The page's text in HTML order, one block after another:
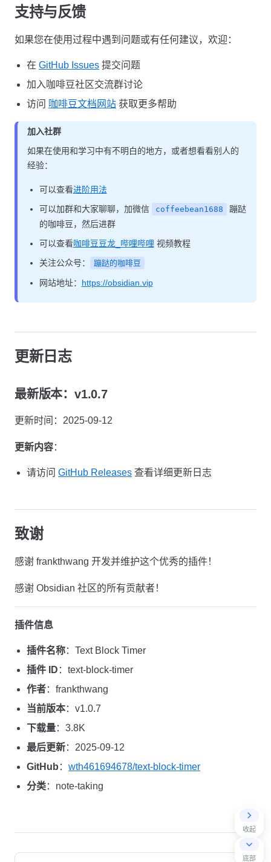
收起
底部
支持与反馈
如果您在使用过程中遇到问题或有任何建议，欢迎：
在 GitHub Issues 提交问题
加入咖啡豆社区交流群讨论
访问 咖啡豆文档网站 获取更多帮助
加入社群
如果在使用和学习中有不明白的地方，或者想看看别人的
经验：
可以查看进阶用法
可以加群和大家聊聊，加微信
coffeebean1688
蹦跶
的咖啡豆，然后进群
可以查看咖啡豆豆龙_哔哩哔哩 视频教程
关注公众号：
蹦跶的咖啡豆
网站地址： https://obsidian.vip
更新日志
最新版本：v1.0.7
更新时间：2025-09-12
更新内容：
请访问 GitHub Releases 查看详细更新日志
致谢
感谢 frankthwang 开发并维护这个优秀的插件！
感谢 Obsidian 社区的所有贡献者！
插件信息
插件名称：Text Block Timer
插件 ID ：text-block-timer
作者：frankthwang
当前版本：v1.0.7
下载量：3.8K
最后更新：2025-09-12
GitHub ： wth461694678/text-block-timer
分类：note-taking
Pager